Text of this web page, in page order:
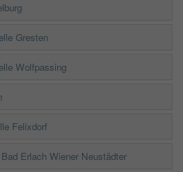
Gresten
Wolfpassing
Felixdorf
Erlach Wiener Neustädter